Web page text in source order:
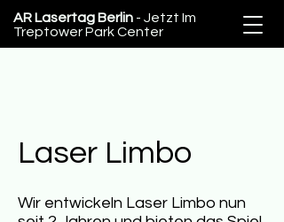
AR Lasertag Berlin - Jetzt Im
Treptower Park Center
Laser Limbo​
Wir entwickeln Laser Limbo nun